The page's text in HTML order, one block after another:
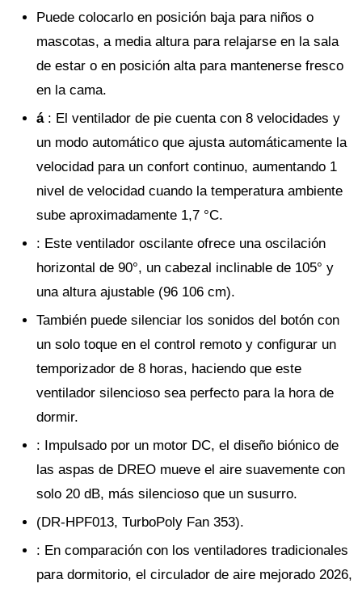
Puede colocarlo en posición baja para niños o
mascotas, a media altura para relajarse en la sala
de estar o en posición alta para mantenerse fresco
en la cama.
á : El ventilador de pie cuenta con 8 velocidades y
un modo automático que ajusta automáticamente la
velocidad para un confort continuo, aumentando 1
nivel de velocidad cuando la temperatura ambiente
sube aproximadamente 1,7 °C.
: Este ventilador oscilante ofrece una oscilación
horizontal de 90°, un cabezal inclinable de 105° y
una altura ajustable (96 106 cm).
También puede silenciar los sonidos del botón con
un solo toque en el control remoto y configurar un
temporizador de 8 horas, haciendo que este
ventilador silencioso sea perfecto para la hora de
dormir.
: Impulsado por un motor DC, el diseño biónico de
las aspas de DREO mueve el aire suavemente con
solo 20 dB, más silencioso que un susurro.
(DR-HPF013, TurboPoly Fan 353).
: En comparación con los ventiladores tradicionales
para dormitorio, el circulador de aire mejorado 2026,